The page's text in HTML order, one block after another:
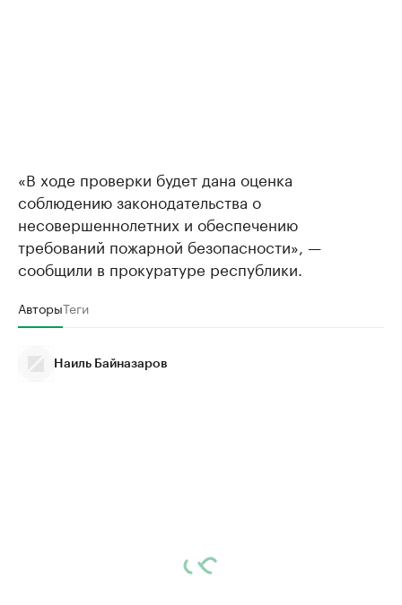
«В ходе проверки будет дана оценка
соблюдению законодательства о
несовершеннолетних и обеспечению
требований пожарной безопасности», —
сообщили в прокуратуре республики.
АвторыТеги
Наиль Байназаров